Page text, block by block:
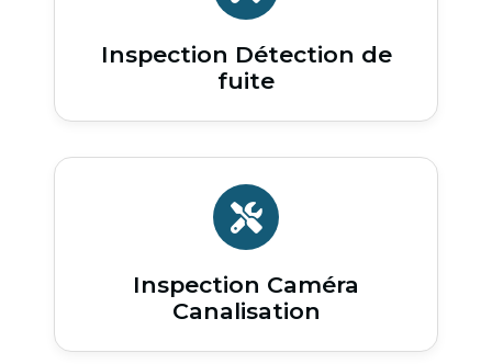
Inspection Détection de
fuite
Inspection Caméra
Canalisation